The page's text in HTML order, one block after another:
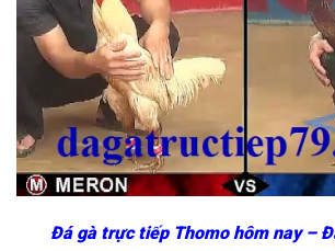
Đá gà trực tiếp Thomo hôm nay –